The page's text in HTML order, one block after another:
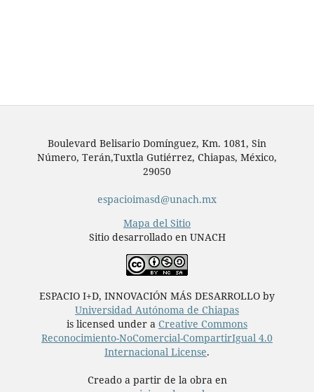
Boulevard Belisario Domínguez, Km. 1081, Sin
Número, Terán,Tuxtla Gutiérrez, Chiapas, México,
29050
espacioimasd@unach.mx
Mapa del Sitio
Sitio desarrollado en UNACH
ESPACIO I+D, INNOVACIÓN MÁS DESARROLLO by
Universidad Autónoma de Chiapas
is licensed under a Creative Commons
Reconocimiento-NoComercial-CompartirIgual 4.0
Internacional License.
Creado a partir de la obra en